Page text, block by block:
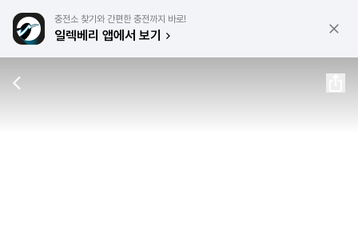
충전소 찾기와 간편한 충전까지 바로!
일렉베리 앱에서 보기